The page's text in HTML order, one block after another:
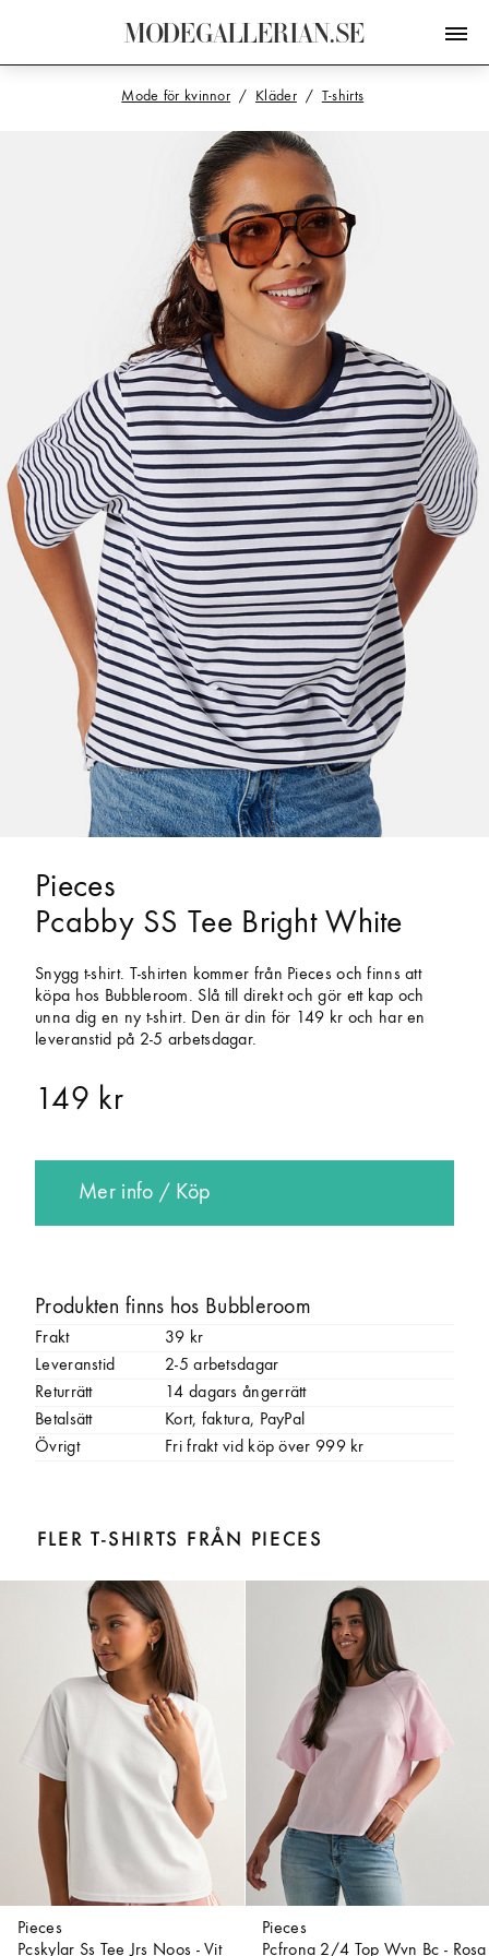
MODEGALLERIAN.SE
Mode för kvinnor Kläder T-shirts
Pieces
Pcabby SS Tee Bright White
Snygg t-shirt. T-shirten kommer från Pieces och finns att
köpa hos Bubbleroom. Slå till direkt och gör ett kap och
unna dig en ny t-shirt. Den är din för 149 kr och har en
leveranstid på 2-5 arbetsdagar.
149 kr
Mer info / Köp
Produkten finns hos Bubbleroom
Frakt
39 kr
Leveranstid
2-5 arbetsdagar
Returrätt
14 dagars ångerrätt
Betalsätt
Kort, faktura, PayPal
Övrigt
Fri frakt vid köp över 999 kr
FLER T-SHIRTS FRÅN PIECES
Pieces
Pcskylar Ss Tee Jrs Noos - Vit
Pieces
Pcfrona 2/4 Top Wvn Bc - Rosa